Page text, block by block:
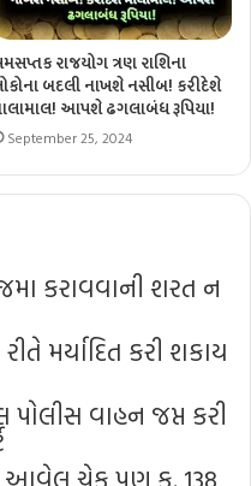
રાજયોગ ત્રણ રાશિના
બદલી નાખશે નસીબ! કરીદેશે
આપશે ઢગલાબંધ રૂપિયા!
September 25, 2024
કરાવવાની શરત ન
મર્યાદિત કરી શકાય
પોલીસ વાહન જપ્ત કરી